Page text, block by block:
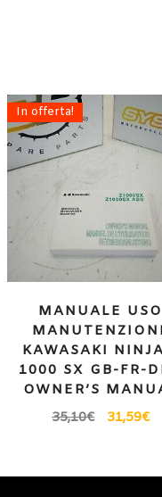
In offerta!
MANUALE USO
KAWASAKI
1000 SX GB-FR-
OWNER’S
35,10€ 31,59€